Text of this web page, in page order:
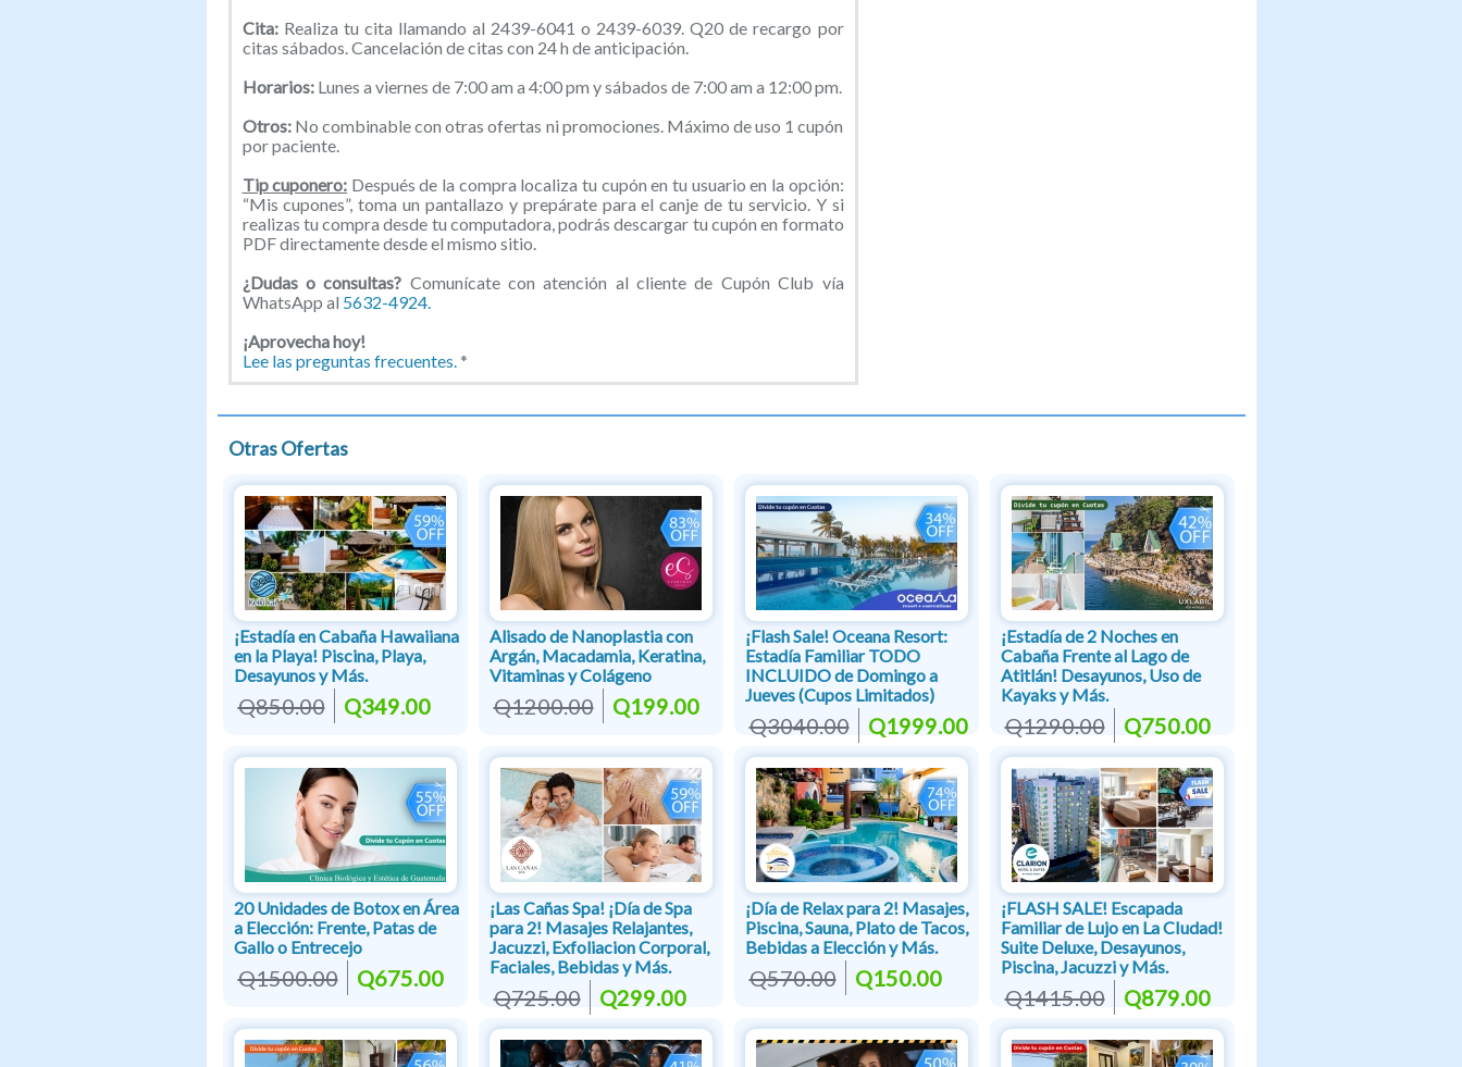
Cita: Realiza tu cita llamando al 2439-6041 o 2439-6039. Q20 de recargo por
citas sábados. Cancelación de citas con 24 h de anticipación.
Horarios: Lunes a viernes de 7:00 am a 4:00 pm y sábados de 7:00 am a 12:00 pm.
Otros:No combinable con otras ofertas ni promociones. Máximo de uso 1 cupón
por paciente.
Tip cuponero: Después de la compra localiza tu cupón en tu usuario en la opción:
“Mis cupones”, toma un pantallazo y prepárate para el canje de tu servicio. Y si
realizas tu compra desde tu computadora, podrás descargar tu cupón en formato
PDF directamente desde el mismo sitio.
¿Dudas o consultas? Comunícate con atención al cliente de Cupón Club vía
WhatsApp al 5632-4924.
¡Aprovecha hoy!
Lee las preguntas frecuentes.*
Otras Ofertas
¡Estadía en Cabaña Hawaiiana
en la Playa! Piscina, Playa,
Desayunos y Más.
Q850.00 Q349.00
Alisado de Nanoplastia con
Argán, Macadamia, Keratina,
Vitaminas y Colágeno
Q1200.00 Q199.00
¡Flash Sale! Oceana Resort:
Estadía Familiar TODO
INCLUIDO de Domingo a
Jueves (Cupos Limitados)
Q3040.00 Q1999.00
¡Estadía de 2 Noches en
Cabaña Frente al Lago de
Atitlán! Desayunos, Uso de
Kayaks y Más.
Q1290.00 Q750.00
20 Unidades de Botox en Área
a Elección: Frente, Patas de
Gallo o Entrecejo
Q1500.00 Q675.00
¡Las Cañas Spa! ¡Día de Spa
para 2! Masajes Relajantes,
Jacuzzi, Exfoliacion Corporal,
Faciales, Bebidas y Más.
Q725.00 Q299.00
¡Día de Relax para 2! Masajes,
Piscina, Sauna, Plato de Tacos,
Bebidas a Elección y Más.
Q570.00 Q150.00
¡FLASH SALE! Escapada
Familiar de Lujo en La CIudad!
Suite Deluxe, Desayunos,
Piscina, Jacuzzi y Más.
Q1415.00 Q879.00